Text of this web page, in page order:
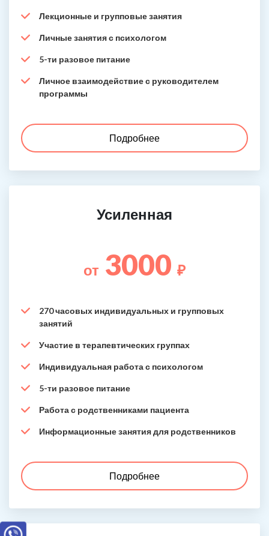
Лекционные и групповые занятия
Личные занятия с психологом
5-ти разовое питание
Личное взаимодействие с руководителем
программы
Подробнее
Усиленная
от 3000 ₽
270 часовых индивидуальных и групповых
занятий
Участие в терапевтических группах
Индивидуальная работа с психологом
5-ти разовое питание
Работа с родственниками пациента
Информационные занятия для родственников
Подробнее